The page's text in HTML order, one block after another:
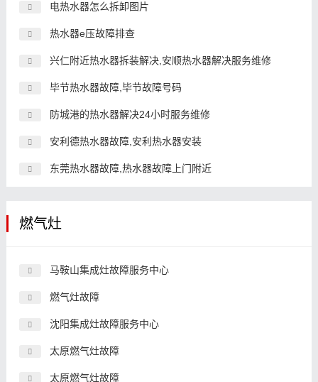
电热水器怎么拆卸图片
热水器e压故障排查
兴仁附近热水器拆装解决,安顺热水器解决服务维修
毕节热水器故障,毕节故障号码
防城港的热水器解决24小时服务维修
安利德热水器故障,安利热水器安装
东莞热水器故障,热水器故障上门附近
燃气灶
马鞍山集成灶故障服务中心
燃气灶故障
沈阳集成灶故障服务中心
太原燃气灶故障
太原燃气灶故障